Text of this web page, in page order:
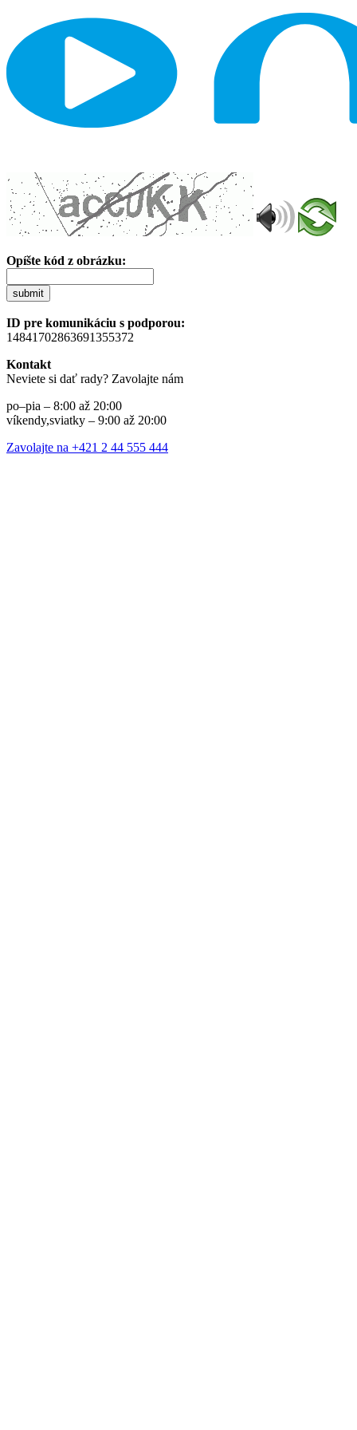
Opíšte kód z obrázku:
submit
ID pre komunikáciu s podporou:
14841702863691355372
Kontakt
Neviete si dať rady? Zavolajte nám
po–pia – 8:00 až 20:00
víkendy,sviatky – 9:00 až 20:00
Zavolajte na +421 2 44 555 444